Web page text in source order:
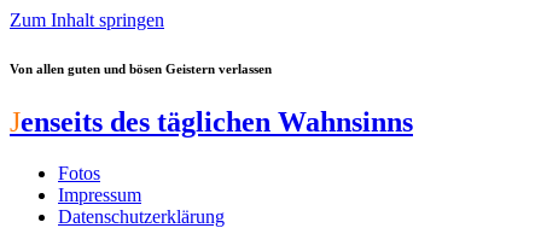
Zum Inhalt springen
Von allen guten und bösen Geistern verlassen
Jenseits des täglichen Wahnsinns
Fotos
Impressum
Datenschutzerklärung